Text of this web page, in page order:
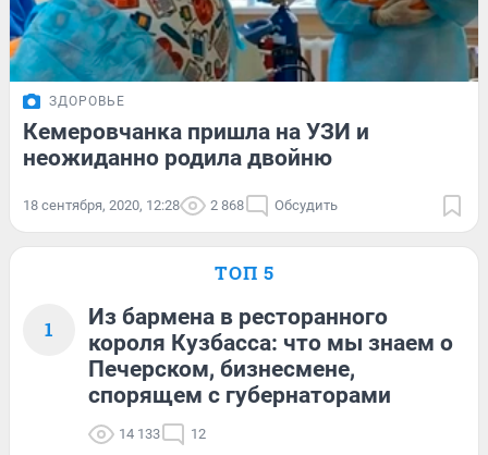
ЗДОРОВЬЕ
Кемеровчанка пришла на УЗИ и
неожиданно родила двойню
18 сентября, 2020, 12:28 2 868 Обсудить
ТОП 5
1
Из бармена в ресторанного
короля Кузбасса: что мы знаем о
Печерском, бизнесмене,
спорящем с губернаторами
14 133 12